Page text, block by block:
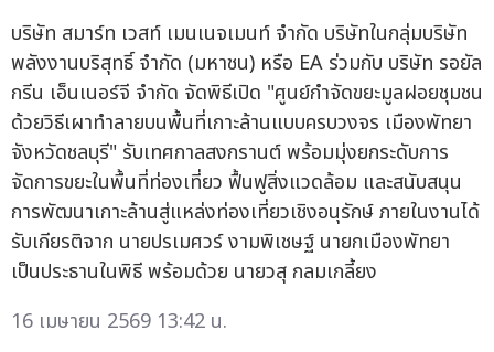
บริษัท สมาร์ท เวสท์ เมนเนจเมนท์ จำกัด บริษัทในกลุ่มบริษัท
พลังงานบริสุทธิ์ จำกัด (มหาชน) หรือ EA ร่วมกับ บริษัท รอยัล
กรีน เอ็นเนอร์จี จำกัด จัดพิธีเปิด "ศูนย์กำจัดขยะมูลฝอยชุมชน
ด้วยวิธีเผาทำลายบนพื้นที่เกาะล้านแบบครบวงจร เมืองพัทยา
จังหวัดชลบุรี" รับเทศกาลสงกรานต์ พร้อมมุ่งยกระดับการ
จัดการขยะในพื้นที่ท่องเที่ยว ฟื้นฟูสิ่งแวดล้อม และสนับสนุน
การพัฒนาเกาะล้านสู่แหล่งท่องเที่ยวเชิงอนุรักษ์ ภายในงานได้
รับเกียรติจาก นายปรเมศวร์ งามพิเชษฐ์ นายกเมืองพัทยา
เป็นประธานในพิธี พร้อมด้วย นายวสุ กลมเกลี้ยง
16 เมษายน 2569 13:42 น.